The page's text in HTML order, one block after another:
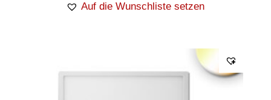
Auf die Wunschliste setzen